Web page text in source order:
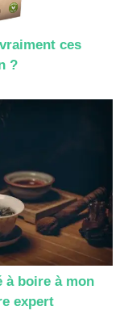
ces
?
à boire à mon
expert